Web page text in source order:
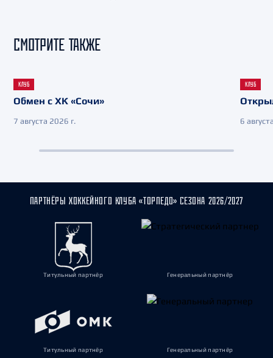
СМОТРИТЕ ТАКЖЕ
КЛУБ
Обмен с ХК «Сочи»
7 августа 2026 г.
КЛУБ
6
ПАРТНЁРЫ ХОККЕЙНОГО КЛУБА «ТОРПЕДО» СЕЗОНА 2026/2027
Титульный партнёр Генеральный партнёр
Титульный партнёр Генеральный партнёр